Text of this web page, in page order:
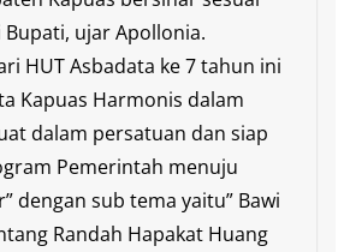
ujar Apollonia.
HUT Asbadata ke 7 tahun ini
Kapuas Harmonis dalam
dalam persatuan dan siap
Pemerintah menuju
dengan sub tema yaitu” Bawi
Randah Hapakat Huang